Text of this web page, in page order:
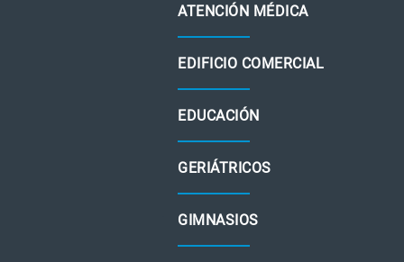
ATENCIÓN MÉDICA
EDIFICIO COMERCIAL
EDUCACIÓN
GERIÁTRICOS
GIMNASIOS